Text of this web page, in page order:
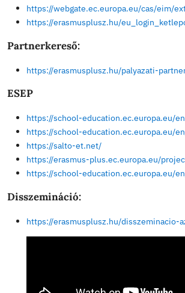
a saját pályázatunk!):
EuLogin regisztráció:
https://erasmusplusz.hu/
Partnerkereső:
https://erasmusplusz.hu/
ESEP
https://school-
https://erasmus-